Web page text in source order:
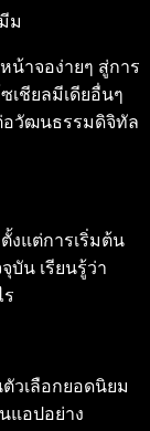
ม
น้าจอง่ายๆ สู่การ
เชียลมีเดียอื่นๆ
อวัฒนธรรมดิจิทัล
ตั้งแต่การเริ่มต้น
บัน เรียนรู้ว่า
ร
ตัวเลือกยอดนิยม
นแอปอย่าง